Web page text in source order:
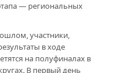
— региональных
участники,
в ходе
на полуфиналах в
В первый день